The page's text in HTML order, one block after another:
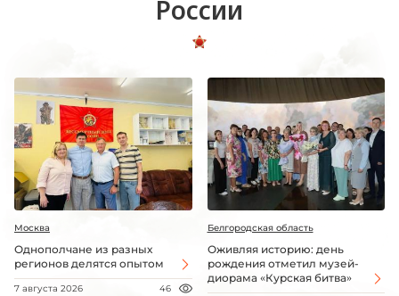
России
Москва
Однополчане из разных
регионов делятся опытом
7 августа 2026 46
Белгородская область
Оживляя историю: день
рождения отметил музей-
диорама «Курская битва»